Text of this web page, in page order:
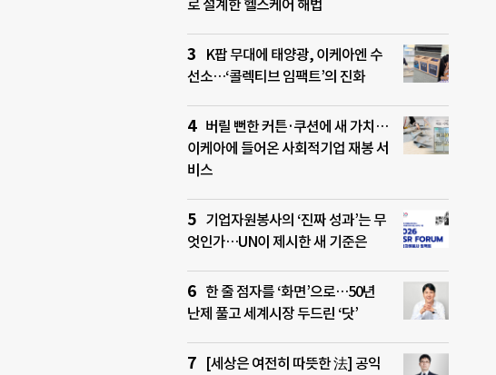
로 설계한 헬스케어 해법
K팝 무대에 태양광, 이케아엔 수
선소…‘콜렉티브 임팩트’의 진화
버릴 뻔한 커튼·쿠션에 새 가치…
이케아에 들어온 사회적기업 재봉 서
비스
기업자원봉사의 ‘진짜 성과’는 무
엇인가…UN이 제시한 새 기준은
한 줄 점자를 ‘화면’으로…50년
난제 풀고 세계시장 두드린 ‘닷’
[세상은 여전히 따뜻한 法] 공익